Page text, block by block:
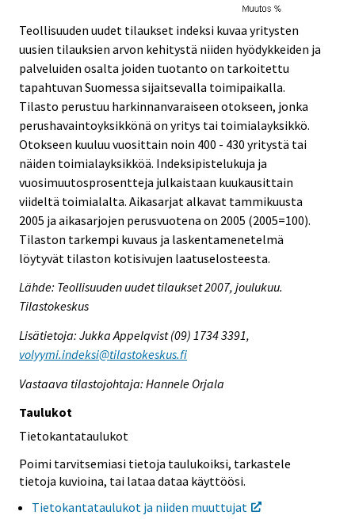
Teollisuuden uudet tilaukset indeksi kuvaa yritysten
uusien tilauksien arvon kehitystä niiden hyödykkeiden ja
palveluiden osalta joiden tuotanto on tarkoitettu
tapahtuvan Suomessa sijaitsevalla toimipaikalla.
Tilasto perustuu harkinnanvaraiseen otokseen, jonka
perushavaintoyksikkönä on yritys tai toimialayksikkö.
Otokseen kuuluu vuosittain noin 400 - 430 yritystä tai
näiden toimialayksikköä. Indeksipistelukuja ja
vuosimuutosprosentteja julkaistaan kuukausittain
viideltä toimialalta. Aikasarjat alkavat tammikuusta
2005 ja aikasarjojen perusvuotena on 2005 (2005=100).
Tilaston tarkempi kuvaus ja laskentamenetelmä
löytyvät tilaston kotisivujen laatuselosteesta.
Lähde: Teollisuuden uudet tilaukset 2007, joulukuu.
Tilastokeskus
Lisätietoja: Jukka Appelqvist (09) 1734 3391,
volyymi.indeksi@tilastokeskus.fi
Vastaava tilastojohtaja: Hannele Orjala
Taulukot
Tietokantataulukot
Poimi tarvitsemiasi tietoja taulukoiksi, tarkastele
tietoja kuvioina, tai lataa dataa käyttöösi.
Tietokantataulukot ja niiden muuttujat